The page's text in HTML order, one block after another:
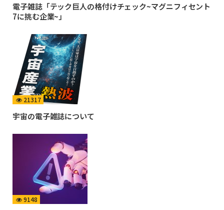
電子雑誌「テック巨人の格付けチェック~マグニフィセント
7に挑む企業~」
21317
宇宙の電子雑誌について
9148